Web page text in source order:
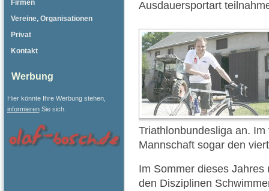
Ausdauersportart
Triathlonbundesliga an.
Mannschaft sogar den
Im Sommer dieses
den Disziplinen
Firmen
Vereine, Organisationen
Privat
Kontakt
Werbung
Hier könnte Ihre Werbung stehen,
informierenSie sich.